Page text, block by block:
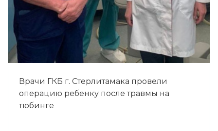
Врачи ГКБ г. Стерлитамака провели
операцию ребенку после травмы на
тюбинге